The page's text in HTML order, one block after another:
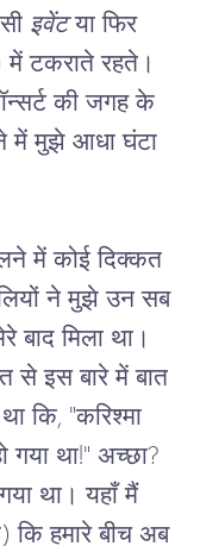
इवेंट या फिर
टकराते रहते।
की जगह के
में मुझे आधा घंटा
में कोई दिक्कत
ने मुझे उन सब
बाद मिला था।
से इस बारे में बात
कि, "करिश्मा
गया था!" अच्छा?
था। यहाँ मैं
कि हमारे बीच अब